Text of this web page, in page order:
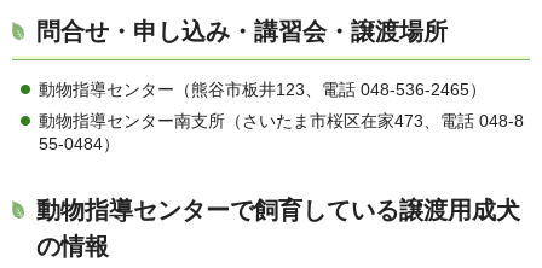
問合せ・申し込み・講習会・譲渡場所
動物指導センター（熊谷市板井123、電話 048-536-2465）
動物指導センター南支所（さいたま市桜区在家473、電話 048-8
55-0484）
動物指導センターで飼育している譲渡用成犬
の情報